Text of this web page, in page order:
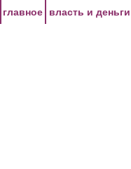
главное власть и деньги